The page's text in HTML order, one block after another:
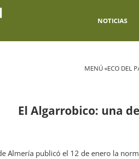
NOTICIAS
MENÚ «ECO DEL
El Algarrobico: una
Almería publicó el 12 de enero la